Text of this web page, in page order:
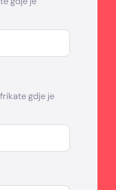
gdje je